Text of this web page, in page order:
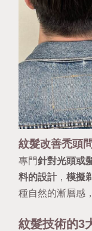
紋髮改善禿頭
專門針對光頭或
料的設計，模擬
種自然的漸層感
紋髮技術的3